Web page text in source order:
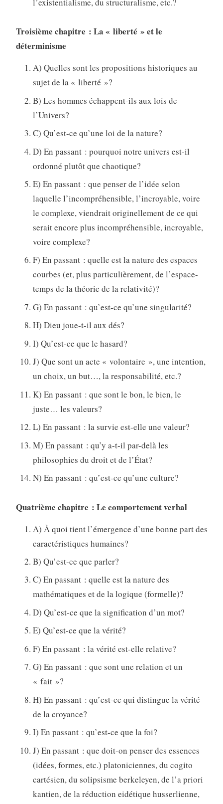
Troisième chapitre : La « liberté » et le
déterminisme
A) Quelles sont les propositions historiques au
sujet de la « liberté »?
B) Les hommes échappent-ils aux lois de
l’Univers?
C) Qu’est-ce qu’une loi de la nature?
D) En passant : pourquoi notre univers est-il
ordonné plutôt que chaotique?
E) En passant : que penser de l’idée selon
laquelle l’incompréhensible, l’incroyable, voire
le complexe, viendrait originellement de ce qui
serait encore plus incompréhensible, incroyable,
voire complexe?
F) En passant : quelle est la nature des espaces
courbes (et, plus particulièrement, de l’espace-
temps de la théorie de la relativité)?
G) En passant : qu’est-ce qu’une singularité?
H) Dieu joue-t-il aux dés?
I) Qu’est-ce que le hasard?
J) Que sont un acte « volontaire », une intention,
un choix, un but…, la responsabilité, etc.?
K) En passant : que sont le bon, le bien, le
juste… les valeurs?
L) En passant : la survie est-elle une valeur?
M) En passant : qu’y a-t-il par-delà les
philosophies du droit et de l’État?
N) En passant : qu’est-ce qu’une culture?
Quatrième chapitre : Le comportement verbal
A) À quoi tient l’émergence d’une bonne part des
caractéristiques humaines?
B) Qu’est-ce que parler?
C) En passant : quelle est la nature des
mathématiques et de la logique (formelle)?
D) Qu’est-ce que la signification d’un mot?
E) Qu’est-ce que la vérité?
F) En passant : la vérité est-elle relative?
G) En passant : que sont une relation et un
« fait »?
H) En passant : qu’est-ce qui distingue la vérité
de la croyance?
I) En passant : qu’est-ce que la foi?
J) En passant : que doit-on penser des essences
(idées, formes, etc.) platoniciennes, du cogito
cartésien, du solipsisme berkeleyen, de l’a priori
kantien, de la réduction eidétique husserlienne,